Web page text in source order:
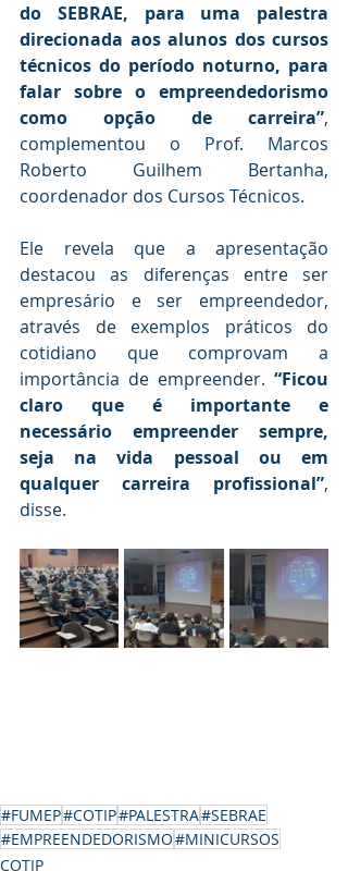
do SEBRAE, para uma palestra
direcionada aos alunos dos cursos
técnicos do período noturno, para
falar sobre o empreendedorismo
como opção de carreira”,
complementou o Prof. Marcos
Roberto Guilhem Bertanha,
coordenador dos Cursos Técnicos.
Ele revela que a apresentação
destacou as diferenças entre ser
empresário e ser empreendedor,
através de exemplos práticos do
cotidiano que comprovam a
importância de empreender. “Ficou
claro que é importante e
necessário empreender sempre,
seja na vida pessoal ou em
qualquer carreira profissional”,
disse.
#FUMEP#COTIP#PALESTRA#SEBRAE
#EMPREENDEDORISMO#MINICURSOS
COTIP